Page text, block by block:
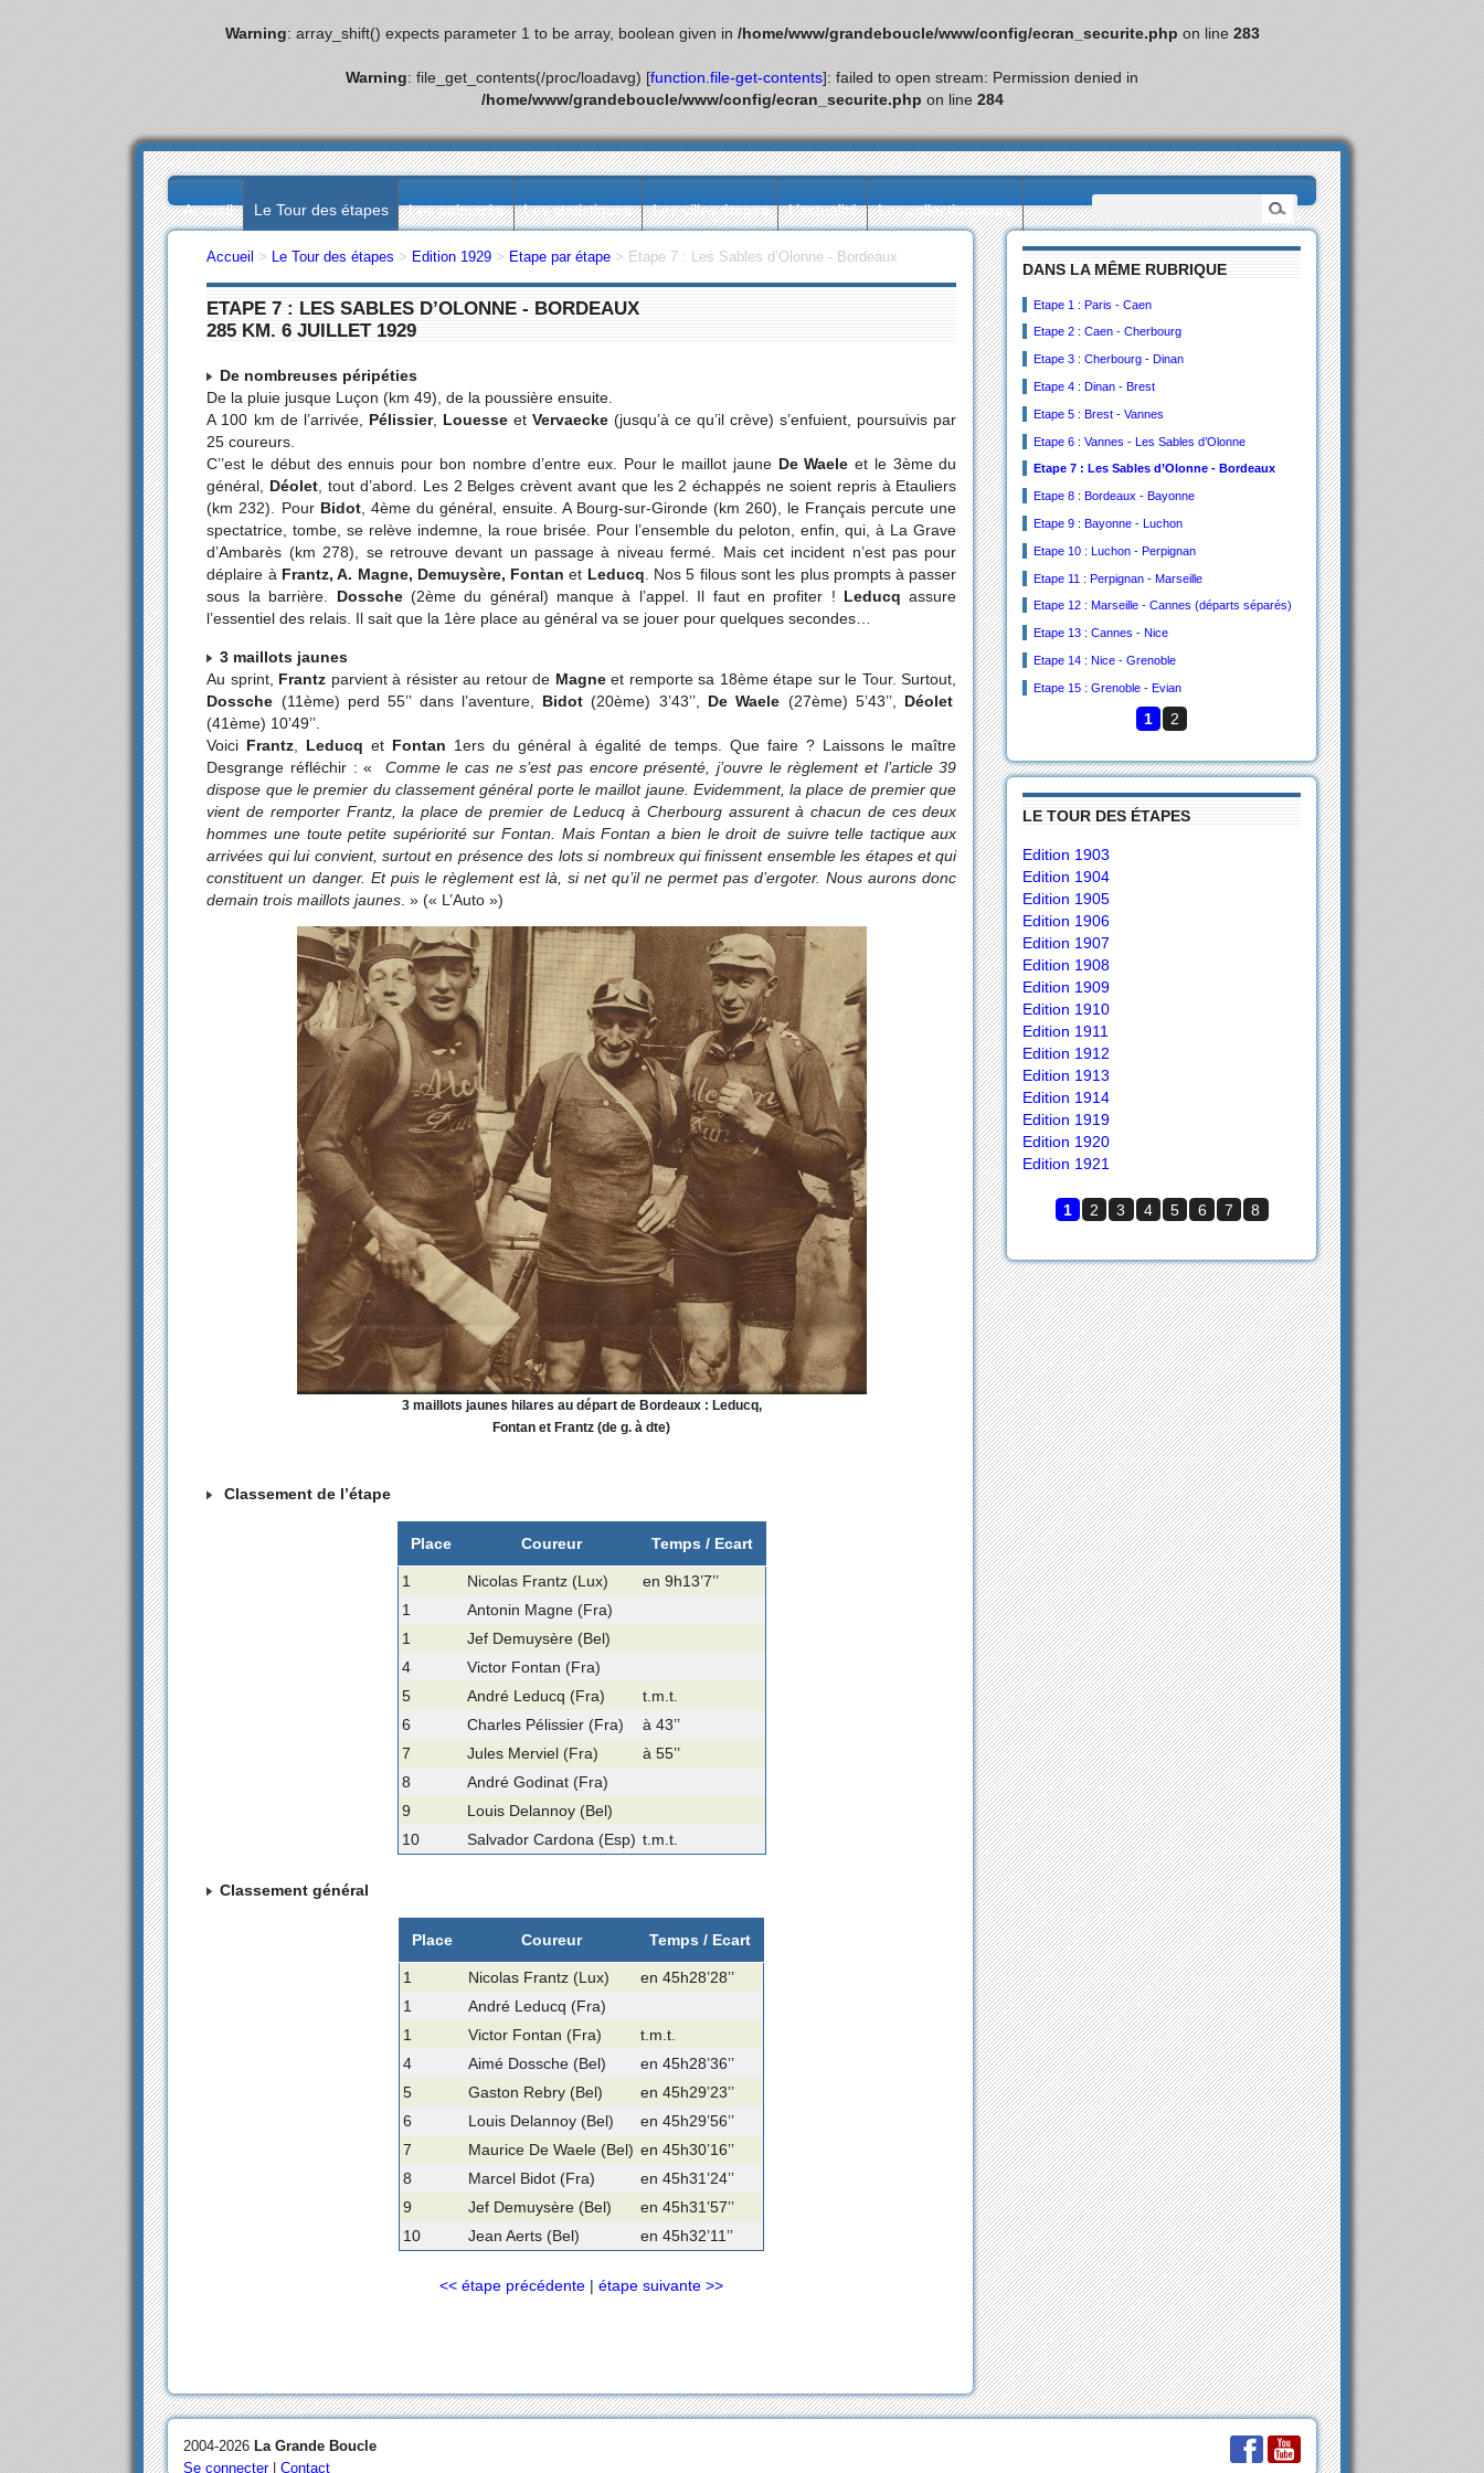
Warning: array_shift() expects parameter 1 to be array, boolean given in /home/www/grandeboucle/www/config/ecran_securite.php on line 283
Warning: file_get_contents(/proc/loadavg) [function.file-get-contents]: failed to open stream: Permission denied in
/home/www/grandeboucle/www/config/ecran_securite.php on line 284
Accueil Le Tour des étapes Les palmarès Les statistiques Les villes étapes L’actualité Les collectionneurs
DANS LA MÊME RUBRIQUE
Etape 1 : Paris - Caen
Etape 2 : Caen - Cherbourg
Etape 3 : Cherbourg - Dinan
Etape 4 : Dinan - Brest
Etape 5 : Brest - Vannes
Etape 6 : Vannes - Les Sables d’Olonne
Etape 7 : Les Sables d’Olonne - Bordeaux
Etape 8 : Bordeaux - Bayonne
Etape 9 : Bayonne - Luchon
Etape 10 : Luchon - Perpignan
Etape 11 : Perpignan - Marseille
Etape 12 : Marseille - Cannes (départs séparés)
Etape 13 : Cannes - Nice
Etape 14 : Nice - Grenoble
Etape 15 : Grenoble - Evian
1 2
LE TOUR DES ÉTAPES
Edition 1903
Edition 1904
Edition 1905
Edition 1906
Edition 1907
Edition 1908
Edition 1909
Edition 1910
Edition 1911
Edition 1912
Edition 1913
Edition 1914
Edition 1919
Edition 1920
Edition 1921
1 2 3 4 5 6 7 8
Accueil > Le Tour des étapes > Edition 1929 > Etape par étape > Etape 7 : Les Sables d’Olonne - Bordeaux
ETAPE 7 : LES SABLES D’OLONNE - BORDEAUX
285 KM. 6 JUILLET 1929
De nombreuses péripéties
De la pluie jusque Luçon (km 49), de la poussière ensuite.
A 100 km de l’arrivée, Pélissier, Louesseet Vervaecke(jusqu’à ce qu’il crève) s’enfuient, poursuivis par
25 coureurs.
C’’est le début des ennuis pour bon nombre d’entre eux. Pour le maillot jaune De Waele et le 3ème du
général, Déolet, tout d’abord. Les 2 Belges crèvent avant que les 2 échappés ne soient repris à Etauliers
(km 232). Pour Bidot, 4ème du général, ensuite. A Bourg-sur-Gironde (km 260), le Français percute une
spectatrice, tombe, se relève indemne, la roue brisée. Pour l’ensemble du peloton, enfin, qui, à La Grave
d’Ambarès (km 278), se retrouve devant un passage à niveau fermé. Mais cet incident n’est pas pour
déplaire à Frantz, A. Magne, Demuysère, Fontan et Leducq. Nos 5 filous sont les plus prompts à passer
sous la barrière. Dossche(2ème du général) manque à l’appel. Il faut en profiter ! Leducq assure
l’essentiel des relais. Il sait que la 1ère place au général va se jouer pour quelques secondes…
3 maillots jaunes
Au sprint, Frantz parvient à résister au retour de Magneet remporte sa 18ème étape sur le Tour. Surtout,
Dossche (11ème) perd 55’’ dans l’aventure, Bidot (20ème) 3’43’’, De Waele (27ème) 5’43’’, Déolet
(41ème) 10’49’’.
Voici Frantz Leducq et Fontan 1ers du général à égalité de temps. Que faire ? Laissons le maître
Desgrange réfléchir : «
Comme le cas ne s’est pas encore présenté, j’ouvre le règlement et l’article 39
dispose que le premier du classement général porte le maillot jaune. Evidemment, la place de premier que
vient de remporter Frantz, la place de premier de Leducq à Cherbourg assurent à chacun de ces deux
hommes une toute petite supériorité sur Fontan. Mais Fontan a bien le droit de suivre telle tactique aux
arrivées qui lui convient, surtout en présence des lots si nombreux qui finissent ensemble les étapes et qui
constituent un danger. Et puis le règlement est là, si net qu’il ne permet pas d’ergoter. Nous aurons donc
demain trois maillots jaunes . » (« L’Auto »)
3 maillots jaunes hilares au départ de Bordeaux : Leducq,
Fontan et Frantz (de g. à dte)
Classement de l’étape
Place Coureur Temps / Ecart
1 Nicolas Frantz (Lux)
en 9h13’7’’
1
Antonin Magne (Fra)
1
Jef Demuysère (Bel)
4
Victor Fontan (Fra)
5
André Leducq (Fra)
t.m.t.
6
Charles Pélissier (Fra)
à 43’’
7
Jules Merviel (Fra)
à 55’’
8
André Godinat (Fra)
9
Louis Delannoy (Bel)
10
Salvador Cardona (Esp) t.m.t.
Classement général
Place Coureur Temps / Ecart
1 Nicolas Frantz (Lux)
en 45h28’28’’
1
André Leducq (Fra)
1
Victor Fontan (Fra)
t.m.t.
4
Aimé Dossche (Bel)
en 45h28’36’’
5
Gaston Rebry (Bel)
en 45h29’23’’
6
Louis Delannoy (Bel)
en 45h29’56’’
7
Maurice De Waele (Bel) en 45h30’16’’
8
Marcel Bidot (Fra)
en 45h31’24’’
9
Jef Demuysère (Bel)
en 45h31’57’’
10
Jean Aerts (Bel) en 45h32’11’’
<< étape précédente |étape suivante >>
2004-2026La Grande Boucle
Se connecter|Contact